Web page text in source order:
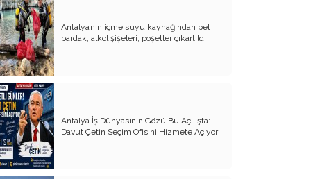
Nereye CHP Nereye
Öf Öf de Öf Öf
Birbirimizi Anlasak mı
Kapitalist Yaşam Tarzına İslami
Ekonomi
Mayıs’ta öldürüldük, Haziran’da direndik.
İki Miras T.C ve CHP
Atanı Tanımak Gurur Verir
Antalya’nın içme suyu kaynağından pet
bardak, alkol şişeleri, poşetler çıkartıldı
Antalya İş Dünyasının Gözü Bu Açılışta:
Davut Çetin Seçim Ofisini Hizmete Açıyor